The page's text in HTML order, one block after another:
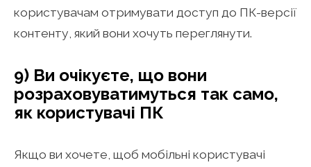
користувачам отримувати доступ до ПК-версії
контенту, який вони хочуть переглянути.
9) Ви очікуєте, що вони
розраховуватимуться так само,
як користувачі ПК
Якщо ви хочете, щоб мобільні користувачі